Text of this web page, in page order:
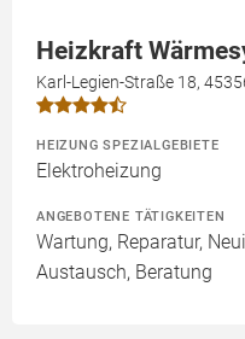
Heizkraft
Karl-Legien-Straße 18,
HEIZUNG SPEZIALGEBIETE
Elektroheizung
ANGEBOTENE TÄTIGKEITEN
Wartung, Reparatur,
Austausch, Beratung